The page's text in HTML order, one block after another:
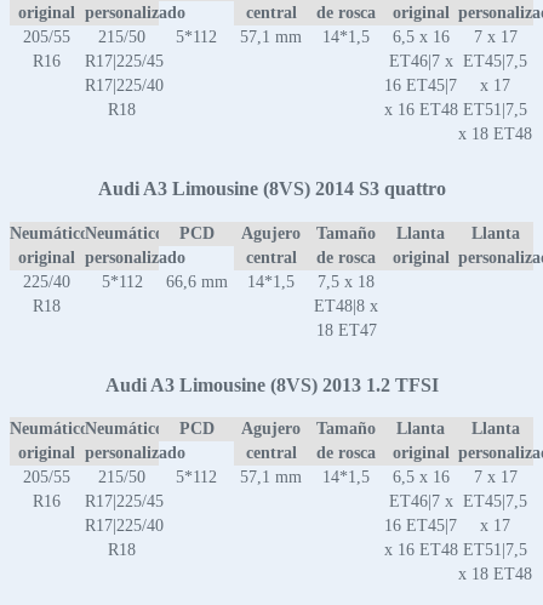
original personalizado
central
de rosca
original
205/55
R16
215/50
R17|225/45
R17|225/40
R18
5*112 57,1 mm 14*1,5
6,5 x 16
ET46|7 x
16 ET45|7
x 16 ET48
7 x 17
ET45|7,5
x 17
ET51|7,5
x 18 ET48
Audi A3 Limousine (8VS) 2014 S3 quattro
Neumático
original
Neumático
personalizado
PCD
Agujero
central
Tamaño
de rosca
Llanta
original
Llanta
225/40
R18
5*112 66,6 mm 14*1,5
7,5 x 18
ET48|8 x
18 ET47
Audi A3 Limousine (8VS) 2013 1.2 TFSI
Neumático
original
Neumático
personalizado
PCD
Agujero
central
Tamaño
de rosca
Llanta
original
Llanta
205/55
R16
215/50
R17|225/45
R17|225/40
R18
5*112 57,1 mm 14*1,5
6,5 x 16
ET46|7 x
16 ET45|7
x 16 ET48
7 x 17
ET45|7,5
x 17
ET51|7,5
x 18 ET48